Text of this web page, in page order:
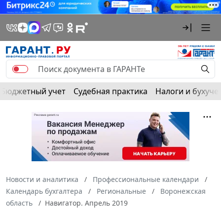
Бюджетный учет Судебная практика Налоги и
Новости и аналитика
Профессиональные календари
Календарь бухгалтера
Региональные
Воронежская
область
Навигатор. Апрель 2019